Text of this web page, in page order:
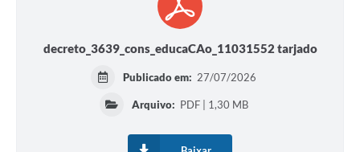
decreto_3639_cons_educaCAo_11031552 tarjado
Publicado em: 27/07/2026
Arquivo: PDF | 1,30 MB